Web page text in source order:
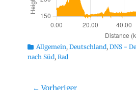
Kategorien
Allgemein, Deutschland, DNS -
nach Süd, Rad
← Vorheriger